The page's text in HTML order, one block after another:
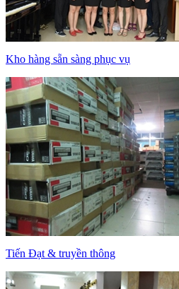
Kho hàng sẵn sàng phục vụ
Tiến Đạt & truyền thông